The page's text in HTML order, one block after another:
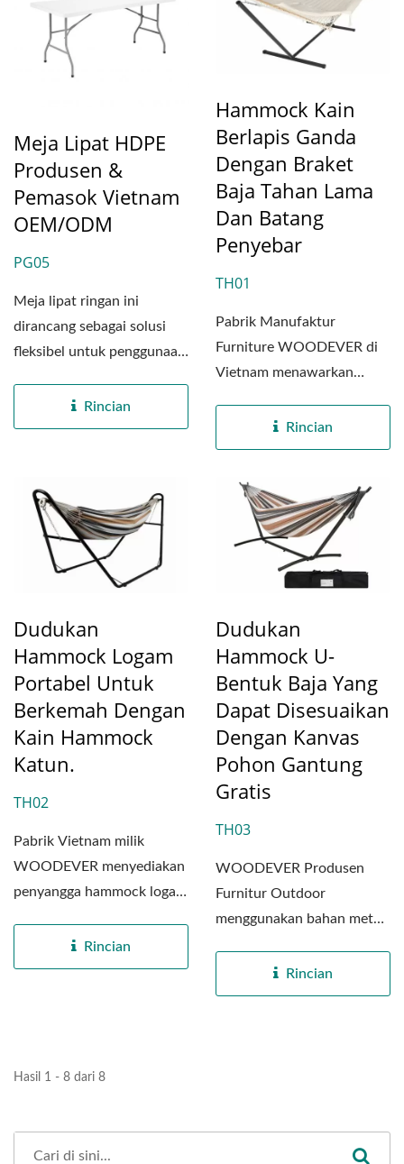
Meja Lipat HDPE
Produsen &
Pemasok Vietnam
OEM/ODM
PG05
Meja lipat ringan ini
dirancang sebagai solusi
fleksibel untuk penggunaan
Rincian
Hammock Kain
Berlapis Ganda
Dengan Braket
Baja Tahan Lama
Dan Batang
Penyebar
TH01
Pabrik Manufaktur
Furniture WOODEVER di
Vietnam menawarkan
ganda berkualitas...
Rincian
Dudukan
Hammock Logam
Portabel Untuk
Berkemah Dengan
Kain Hammock
Katun.
TH02
Pabrik Vietnam milik
WOODEVER menyediakan
penyangga hammock logam
Rincian
Dudukan
Hammock U-
Bentuk Baja Yang
Dapat Disesuaikan
Dengan Kanvas
Pohon Gantung
Gratis
TH03
WOODEVER Produsen
Furnitur Outdoor
menggunakan bahan metal
memproduksi...Rincian
Hasil 1 - 8 dari 8